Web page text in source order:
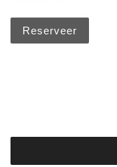
Reserveer